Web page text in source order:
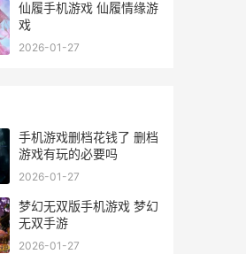
仙履手机游戏 仙履情缘游
戏
2026-01-27
手机游戏删档花钱了 删档
游戏有玩的必要吗
2026-01-27
梦幻无双版手机游戏 梦幻
无双手游
2026-01-27